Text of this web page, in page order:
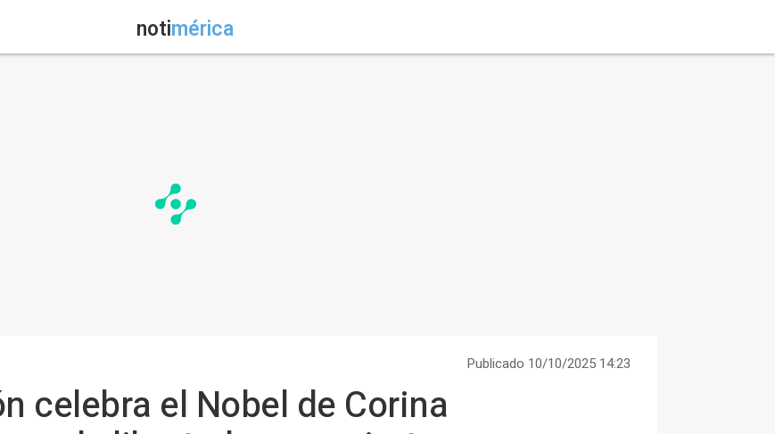
notimérica
Publicado 10/10/2025 14:23
celebra el Nobel de Corina